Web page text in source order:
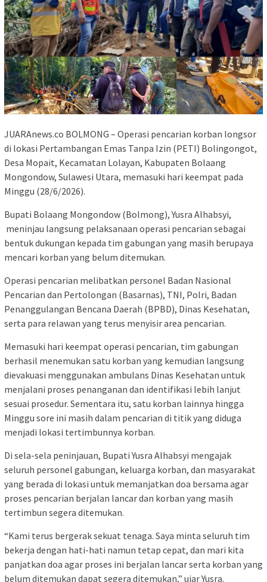
JUARAnews.co BOLMONG – Operasi pencarian korban longsor
di lokasi Pertambangan Emas Tanpa Izin (PETI) Bolingongot,
Desa Mopait, Kecamatan Lolayan, Kabupaten Bolaang
Mongondow, Sulawesi Utara, memasuki hari keempat pada
Minggu (28/6/2026).
Bupati Bolaang Mongondow (Bolmong), Yusra Alhabsyi,
meninjau langsung pelaksanaan operasi pencarian sebagai
bentuk dukungan kepada tim gabungan yang masih berupaya
mencari korban yang belum ditemukan.
Operasi pencarian melibatkan personel Badan Nasional
Pencarian dan Pertolongan (Basarnas), TNI, Polri, Badan
Penanggulangan Bencana Daerah (BPBD), Dinas Kesehatan,
serta para relawan yang terus menyisir area pencarian.
Memasuki hari keempat operasi pencarian, tim gabungan
berhasil menemukan satu korban yang kemudian langsung
dievakuasi menggunakan ambulans Dinas Kesehatan untuk
menjalani proses penanganan dan identifikasi lebih lanjut
sesuai prosedur. Sementara itu, satu korban lainnya hingga
Minggu sore ini masih dalam pencarian di titik yang diduga
menjadi lokasi tertimbunnya korban.
Di sela-sela peninjauan, Bupati Yusra Alhabsyi mengajak
seluruh personel gabungan, keluarga korban, dan masyarakat
yang berada di lokasi untuk memanjatkan doa bersama agar
proses pencarian berjalan lancar dan korban yang masih
tertimbun segera ditemukan.
“Kami terus bergerak sekuat tenaga. Saya minta seluruh tim
bekerja dengan hati-hati namun tetap cepat, dan mari kita
panjatkan doa agar proses ini berjalan lancar serta korban yang
belum ditemukan dapat segera ditemukan,” ujar Yusra.